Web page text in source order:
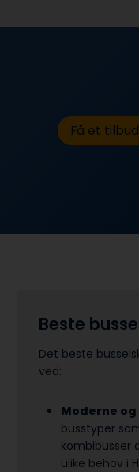
Få et
Beste
Det beste
ved:
Moderne
busstyper
kombibusser
ulike behov i